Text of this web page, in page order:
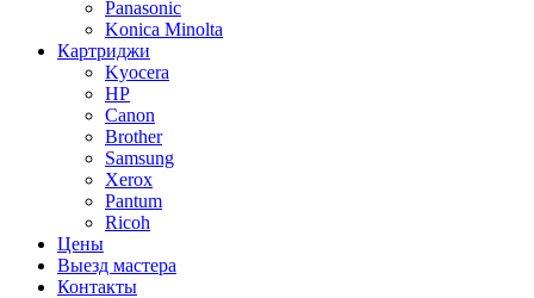
Panasonic
Konica Minolta
Картриджи
Kyocera
HP
Canon
Brother
Samsung
Xerox
Pantum
Ricoh
Цены
Выезд мастера
Контакты